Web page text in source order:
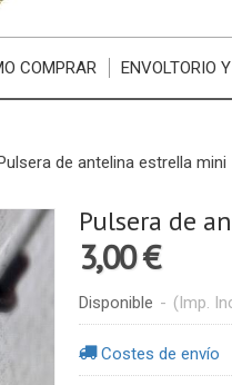
COMPRAR ENVOLTORIO
de antelina estrella mini
Pulsera de
3,00 €
Disponible - (Imp.
Costes de envío